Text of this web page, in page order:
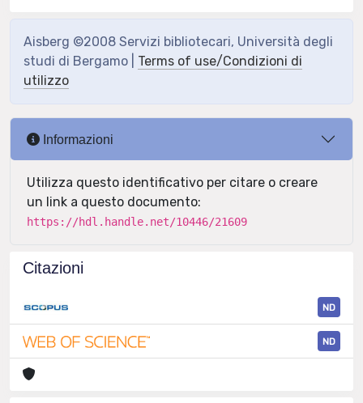
Aisberg ©2008 Servizi bibliotecari, Università degli
studi di Bergamo | Terms of use/Condizioni di
utilizzo
Informazioni
Utilizza questo identificativo per citare o creare
un link a questo documento:
https://hdl.handle.net/10446/21609
Citazioni
ND
ND